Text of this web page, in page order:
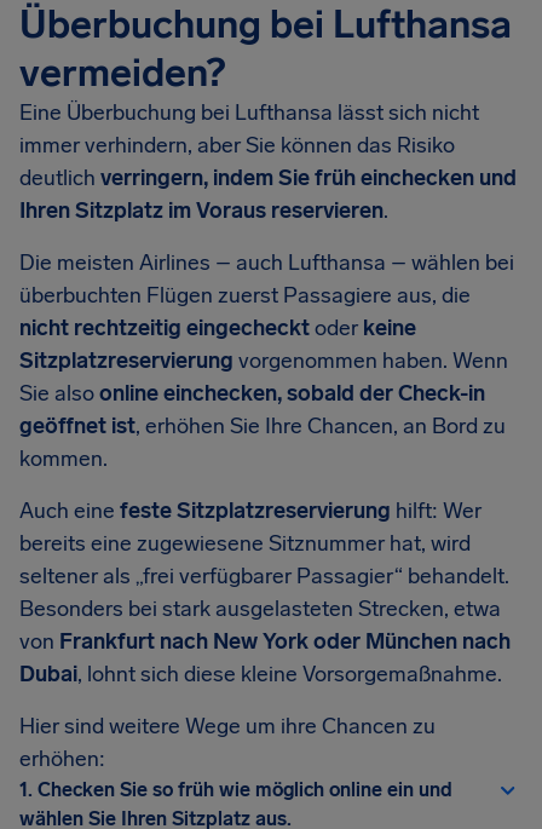
Überbuchung bei Lufthansa
vermeiden?
Eine Überbuchung bei Lufthansa lässt sich nicht
immer verhindern, aber Sie können das Risiko
deutlich verringern, indem Sie früh einchecken und
Ihren Sitzplatz im Voraus reservieren.
Die meisten Airlines – auch Lufthansa – wählen bei
überbuchten Flügen zuerst Passagiere aus, die
nicht rechtzeitig eingechecktoder keine
Sitzplatzreservierung vorgenommen haben. Wenn
Sie alsoonline einchecken, sobald der Check-in
geöffnet ist, erhöhen Sie Ihre Chancen, an Bord zu
kommen.
Auch eine feste Sitzplatzreservierung hilft: Wer
bereits eine zugewiesene Sitznummer hat, wird
seltener als „frei verfügbarer Passagier“ behandelt.
Besonders bei stark ausgelasteten Strecken, etwa
von Frankfurt nach New York oder München nach
Dubai, lohnt sich diese kleine Vorsorgemaßnahme.
Hier sind weitere Wege um ihre Chancen zu
erhöhen:
1. Checken Sie so früh wie möglich online ein und
wählen Sie Ihren Sitzplatz aus.